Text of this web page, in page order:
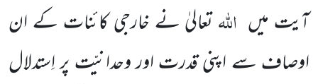
آیت میں اللہتعالیٰ نے خارجی کائنات کے ان
اوصاف سے اپنی قدرت اور وحدانیّت پر اِستدلال